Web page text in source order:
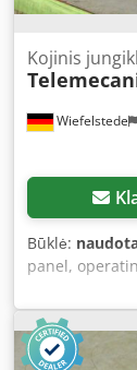
Wiefelstede
Kojinis
Būklė:
panel,
switch:
STPC 250 40
Crjdpfx
mm -Weight: